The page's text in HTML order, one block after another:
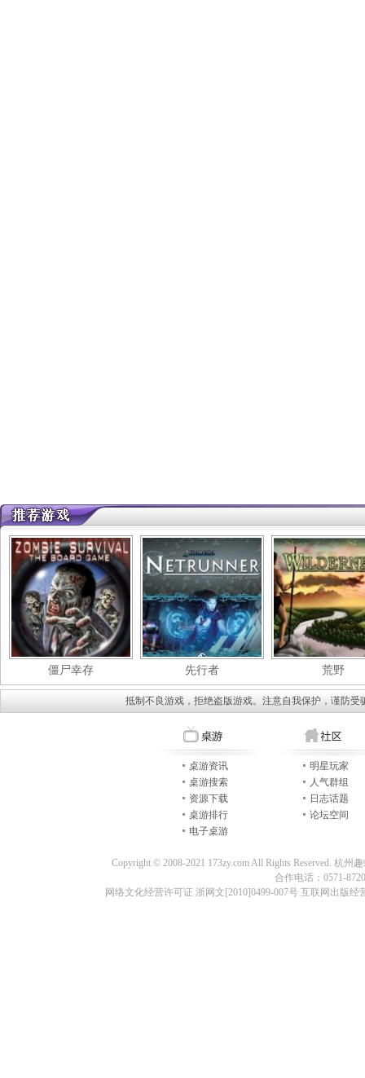
僵尸幸存 先行者 荒野
抵制不良游戏，拒绝盗版游戏。注意自我保护，谨防
桌游资讯
桌游搜索
资源下载
桌游排行
电子桌游
明星玩家
人气群组
日志话题
论坛空间
Copyright © 2008-2021 173zy.com All Rights Reserved. 杭
合作电话：0571-
网络文化经营许可证 浙网文[2010]0499-007号 互联网出版